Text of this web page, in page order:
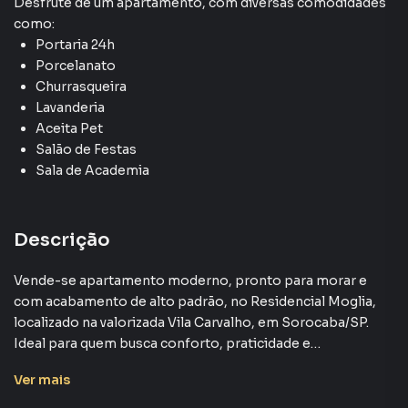
como:
Portaria 24h
Porcelanato
Churrasqueira
Lavanderia
Aceita Pet
Salão de Festas
Sala de Academia
Descrição
Vende-se apartamento moderno, pronto para morar e
com acabamento de alto padrão, no Residencial Moglia,
localizado na valorizada Vila Carvalho, em Sorocaba/SP.
Ideal para quem busca conforto, praticidade e
Ver mais